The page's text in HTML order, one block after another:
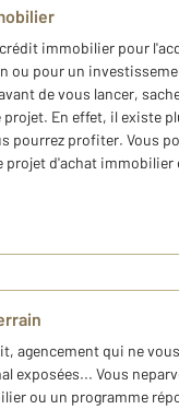
immobilier pour
ou pour un
de vous lancer,
En effet, il existe
pourrez profiter. Vous
d'achat immobilier
agencement qui ne
exposées... Vous
ou un programme